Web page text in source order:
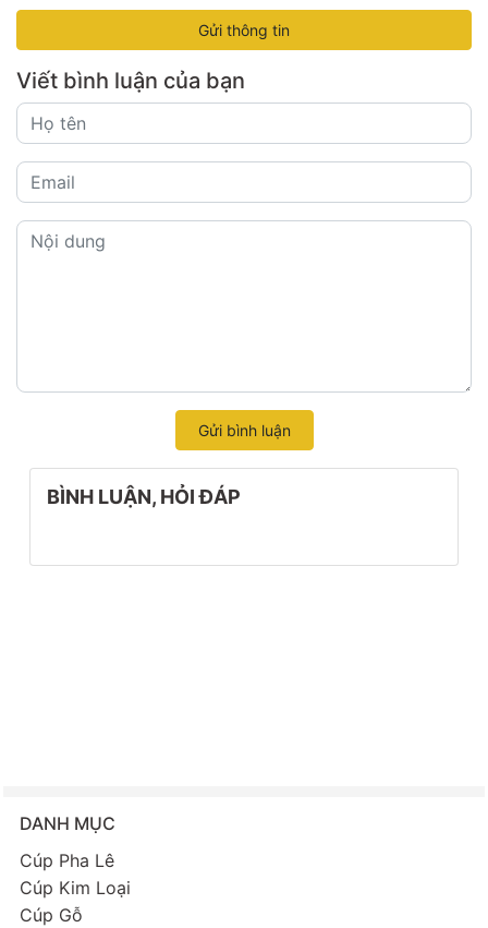
Gửi thông tin
Viết bình luận của bạn
Gửi bình luận
BÌNH LUẬN, HỎI ĐÁP
DANH MỤC
Cúp Pha Lê
Cúp Kim Loại
Cúp Gỗ